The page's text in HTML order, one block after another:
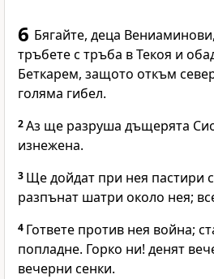
6 Бягайте, деца
тръбете с тръба в Текоя и
Беткарем, защото откъм
голяма гибел.
2Аз ще разруша дъщерята
изнежена.
3 Ще дойдат при нея пастири
разпънат шатри около нея;
4 Гответе против нея война;
попладне. Горко ни! денят
вечерни сенки.